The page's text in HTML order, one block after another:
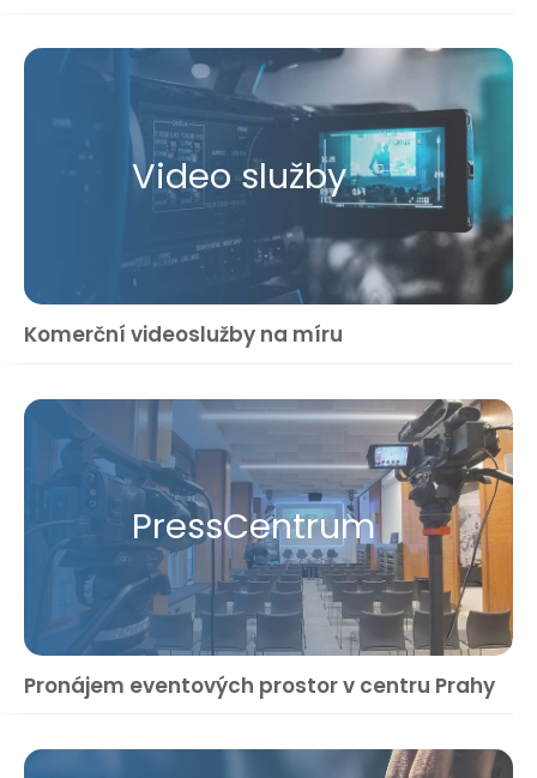
Video služby
Komerční videoslužby na míru
Press​Centrum
Pronájem eventových prostor v centru Prahy